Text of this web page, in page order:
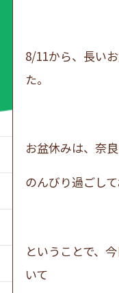
8/11から、長い
た。
お盆休みは、奈
のんびり過ごして
ということで、
いて